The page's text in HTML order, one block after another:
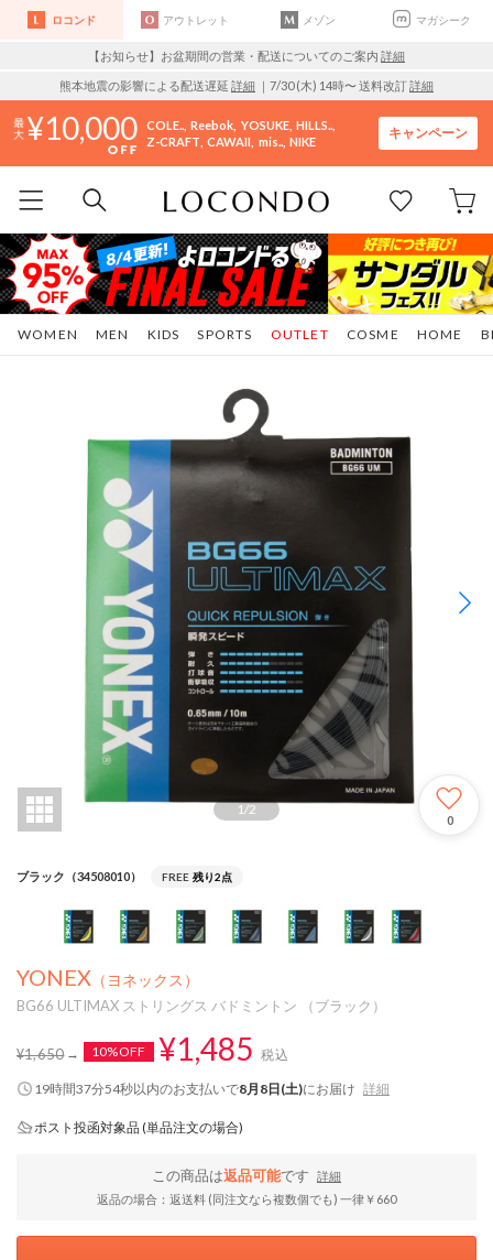
ロコンド アウトレット メゾン マガシーク
【お知らせ】お盆期間の営業・配送についてのご案内 詳細
熊本地震の影響による配送遅延 詳細 ｜7/30 (木) 14時〜 送料改訂詳細
10,000 COLE.. Reebok YOSUKE HILLS..
Z-CRAFT CAWAII mis.. NIKE
キャンペーン
WOMEN MEN KIDS SPORTS COSME HOME
OUTLET
1/2
0
ブラック（34508010） FREE 残り2点
YONEX （ヨネックス）
BG66 ULTIMAX ストリングス バドミントン （ブラック）
¥1,650 10%OFF ¥1,485 税込
19時間37分53秒以内のお支払いで8月8日(土)にお届け 詳細
ポスト投函対象品 (単品注文の場合)
この商品は返品可能です
詳細
返品の場合：返送料 (同注文なら複数個でも) 一律￥660